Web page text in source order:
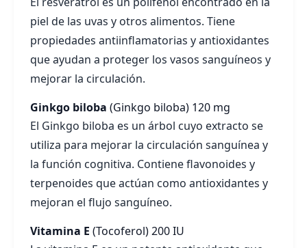
piel de las uvas y otros alimentos. Tiene
propiedades antiinflamatorias y antioxidantes
que ayudan a proteger los vasos sanguíneos y
mejorar la circulación.
Ginkgo biloba (Ginkgo biloba) 120 mg
El Ginkgo biloba es un árbol cuyo extracto se
utiliza para mejorar la circulación sanguínea y
la función cognitiva. Contiene flavonoides y
terpenoides que actúan como antioxidantes y
mejoran el flujo sanguíneo.
Vitamina E (Tocoferol)200 IU